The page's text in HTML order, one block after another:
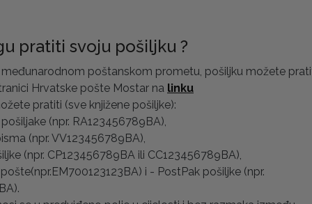
pratiti svoju pošiljku ?
međunarodnom poštanskom prometu, pošiljku možete
Hrvatske pošte Mostar na linku
pratiti (sve knjižene pošiljke):
(npr. RA123456789BA),
(npr. VV123456789BA),
(npr. CP123456789BA ili CC123456789BA),
i - PostPak pošiljke (npr.